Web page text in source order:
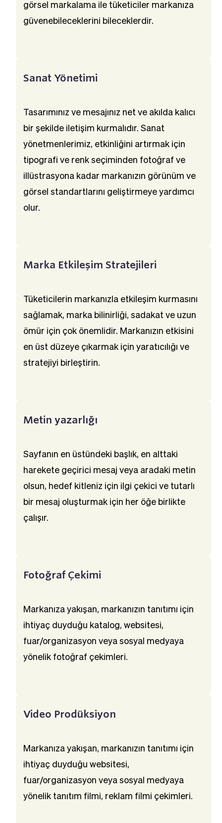
görsel markalama ile tüketiciler markanıza
güvenebileceklerini bileceklerdir.
Sanat Yönetimi
Tasarımınız ve mesajınız net ve akılda kalıcı
bir şekilde iletişim kurmalıdır. Sanat
yönetmenlerimiz, etkinliğini artırmak için
tipografi ve renk seçiminden fotoğraf ve
illüstrasyona kadar markanızın görünüm ve
görsel standartlarını geliştirmeye yardımcı
olur.
Marka Etkileşim Stratejileri
Tüketicilerin markanızla etkileşim kurmasını
sağlamak, marka bilinirliği, sadakat ve uzun
ömür için çok önemlidir. Markanızın etkisini
en üst düzeye çıkarmak için yaratıcılığı ve
stratejiyi birleştirin.
Metin yazarlığı
Sayfanın en üstündeki başlık, en alttaki
harekete geçirici mesaj veya aradaki metin
olsun, hedef kitleniz için ilgi çekici ve tutarlı
bir mesaj oluşturmak için her öğe birlikte
çalışır.
Fotoğraf Çekimi
Markanıza yakışan, markanızın tanıtımı için
ihtiyaç duyduğu katalog, websitesi,
fuar/organizasyon veya sosyal medyaya
yönelik fotoğraf çekimleri.
Video Prodüksiyon
Markanıza yakışan, markanızın tanıtımı için
ihtiyaç duyduğu websitesi,
fuar/organizasyon veya sosyal medyaya
yönelik tanıtım filmi, reklam filmi çekimleri.